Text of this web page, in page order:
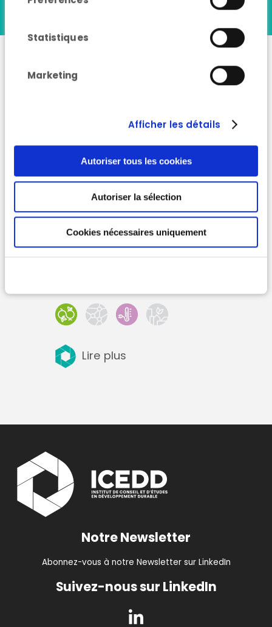
collectées lors de votre utilisation de leurs
Statistiques
Marketing
Afficher les détails
Autoriser tous les cookies
Autoriser la sélection
Cookies nécessaires uniquement
Nos références
Accompagnement des
des appels à projets
Chantiers, services et
produits circulaires
Lire plus
Notre Newsletter
Abonnez-vous à notre Newsletter sur LinkedIn
Suivez-nous sur LinkedIn